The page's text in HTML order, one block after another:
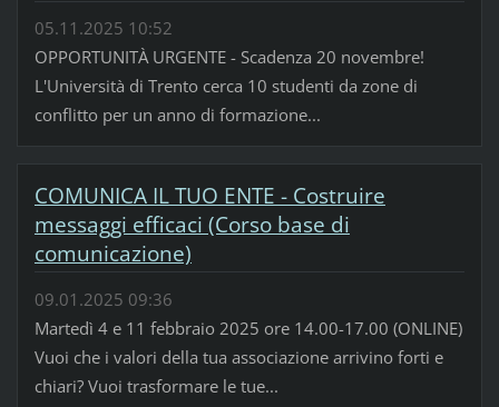
05.11.2025 10:52
OPPORTUNITÀ URGENTE - Scadenza 20 novembre!
L'Università di Trento cerca 10 studenti da zone di
conflitto per un anno di formazione...
COMUNICA IL TUO ENTE - Costruire
messaggi efficaci (Corso base di
comunicazione)
09.01.2025 09:36
Martedì 4 e 11 febbraio 2025 ore 14.00-17.00 (ONLINE)
Vuoi che i valori della tua associazione arrivino forti e
chiari? Vuoi trasformare le tue...